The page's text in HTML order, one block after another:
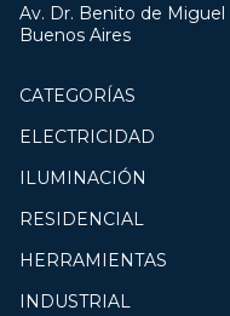
Av. Dr. Benito de
Buenos Aires
CATEGORÍAS
ELECTRICIDAD
ILUMINACIÓN
RESIDENCIAL
HERRAMIENTAS
INDUSTRIAL